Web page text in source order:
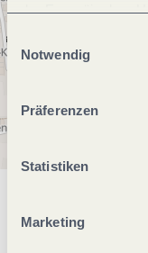
der Europäischen
jederzeit
ablehnen" kann es
Einwilligungsauswahl
Notwendig
Präferenzen
Statistiken
Marketing